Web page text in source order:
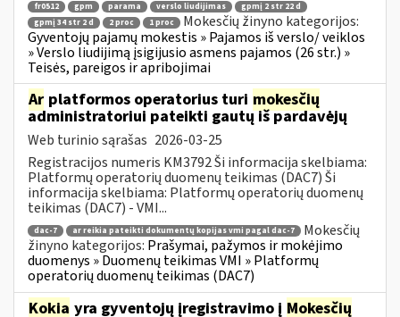
fr0512 gpm parama verslo liudijimas
gpmį 2 str 22 d
gpmį 34 str 2 d
2 proc 1 proc
Mokesčių žinyno kategorijos:
Gyventojų pajamų mokestis » Pajamos iš verslo/ veiklos
» Verslo liudijimą įsigijusio asmens pajamos (26 str.) »
Teisės, pareigos ir apribojimai
Ar platformos operatorius turi mokesčių
administratoriui pateikti gautų iš pardavėjų
Web turinio sąrašas 2026-03-25
Registracijos numeris KM3792 Ši informacija skelbiama:
Platformų operatorių duomenų teikimas (DAC7) Ši
informacija skelbiama: Platformų operatorių duomenų
teikimas (DAC7) - VMI...
dac-7 ar reikia pateikti dokumentų kopijas vmi pagal dac-7
Mokesčių
žinyno kategorijos: Prašymai, pažymos ir mokėjimo
duomenys » Duomenų teikimas VMI » Platformų
operatorių duomenų teikimas (DAC7)
Kokia yra gyventojų įregistravimo į Mokesčių